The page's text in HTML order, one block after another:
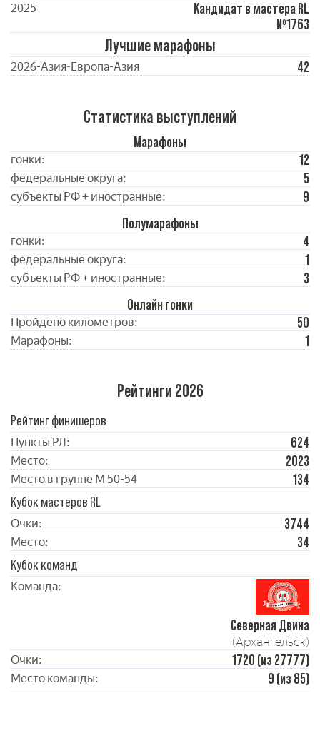
2025
Кандидат в мастера RL
№1763
Лучшие марафоны
2026-Азия-Европа-Азия 42
Статистика выступлений
Марафоны
гонки: 12
федеральные округа: 5
субъекты РФ + иностранные:
9
Полумарафоны
гонки: 4
федеральные округа: 1
субъекты РФ + иностранные:
3
Онлайн гонки
Пройдено километров: 50
Марафоны: 1
Рейтинги 2026
Рейтинг финишеров
Пункты РЛ: 624
Место: 2023
Место в группе М 50-54
134
Кубок мастеров RL
Очки: 3744
Место:
34
Кубок команд
Команда:
Северная Двина
(Архангельск)
Очки: 1720 (из 27777)
Место команды: 9 (из 85)